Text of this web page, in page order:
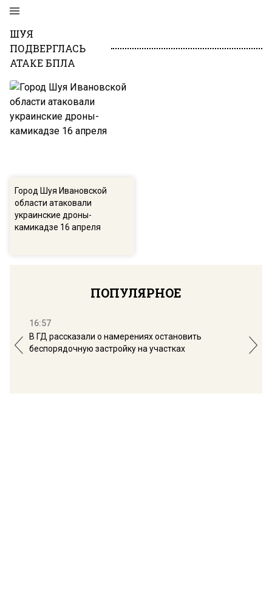
ШУЯ
ПОДВЕРГЛАСЬ
АТАКЕ БПЛА
Город Шуя Ивановской
области атаковали
украинские дроны-
камикадзе 16 апреля
ПОПУЛЯРНОЕ
16:57
В ГД рассказали о намерениях остановить
беспорядочную застройку на участках